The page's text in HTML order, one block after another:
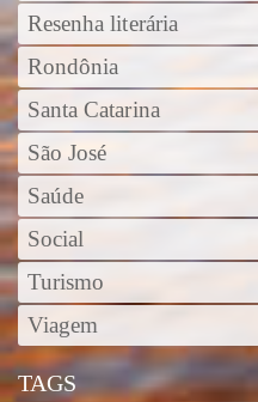
Resenha literária
Rondônia
Santa Catarina
São José
Saúde
Social
Turismo
Viagem
TAGS